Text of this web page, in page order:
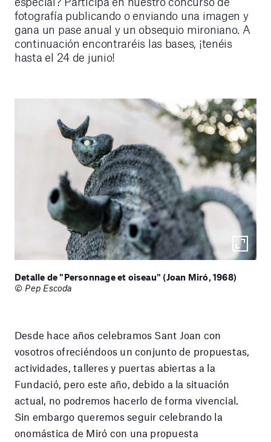
fotografía publicando o enviando una imagen y
gana un pase anual y un obsequio mironiano. A
continuación encontraréis las bases, ¡tenéis
hasta el 24 de junio!
Detalle de "Personnage et oiseau" (Joan Miró, 1968)
© Pep Escoda
Desde hace años celebramos Sant Joan con
vosotros ofreciéndoos un conjunto de propuestas,
actividades, talleres y puertas abiertas a la
Fundació, pero este año, debido a la situación
actual, no podremos hacerlo de forma vivencial.
Sin embargo queremos seguir celebrando la
onomástica de Miró con una propuesta